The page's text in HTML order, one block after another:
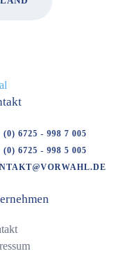
(0) 6725 - 998 7 005
(0) 6725 - 998 5 005